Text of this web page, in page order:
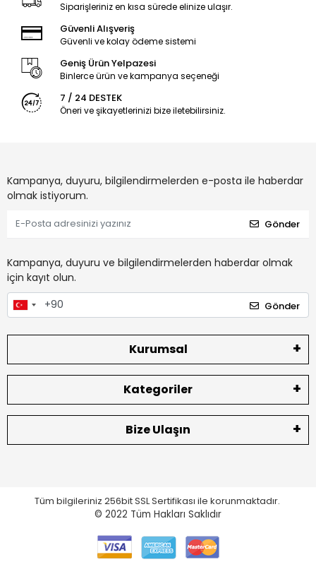
Siparişleriniz en kısa sürede elinize ulaşır.
Güvenli Alışveriş
Güvenli ve kolay ödeme sistemi
Geniş Ürün Yelpazesi
Binlerce ürün ve kampanya seçeneği
7 / 24 DESTEK
Öneri ve şikayetlerinizi bize iletebilirsiniz.
Kampanya, duyuru, bilgilendirmelerden e-posta ile haberdar
olmak istiyorum.
Gönder
Kampanya, duyuru ve bilgilendirmelerden haberdar olmak
için kayıt olun.
Gönder
Kurumsal
Kategoriler
Bize Ulaşın
Tüm bilgileriniz 256bit SSL Sertifikası ile korunmaktadır.
© 2022 Tüm Hakları Saklıdır